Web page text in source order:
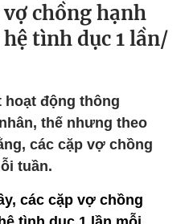
chồng hạnh
tình dục 1 lần/
hoạt động thông
thế nhưng theo
các cặp vợ chồng
tuần.
các cặp vợ chồng